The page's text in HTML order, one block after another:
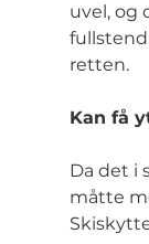
uvel, og
retten.
Kan få
Da det i
måtte